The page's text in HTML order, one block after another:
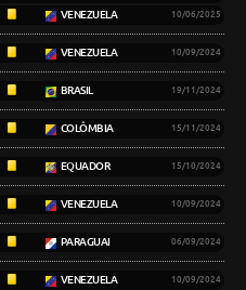
VENEZUELA 10/06/2025
VENEZUELA 10/09/2024
BRASIL 19/11/2024
COLÔMBIA 15/11/2024
EQUADOR 15/10/2024
VENEZUELA 10/09/2024
PARAGUAI 06/09/2024
VENEZUELA 10/09/2024